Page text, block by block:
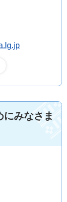
にみなさま